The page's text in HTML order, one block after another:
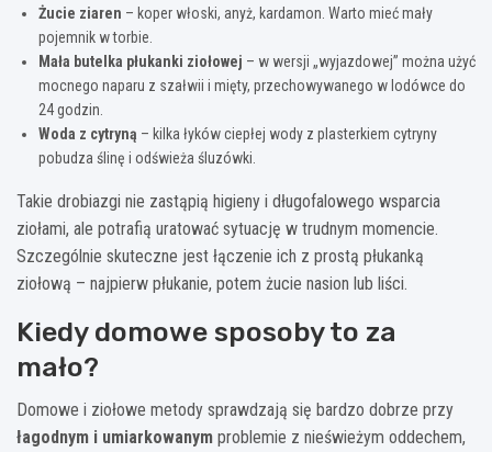
Żucie ziaren – koper włoski, anyż, kardamon. Warto mieć mały
pojemnik w torbie.
Mała butelka płukanki ziołowej – w wersji „wyjazdowej” można użyć
mocnego naparu z szałwii i mięty, przechowywanego w lodówce do
24 godzin.
Woda z cytryną – kilka łyków ciepłej wody z plasterkiem cytryny
pobudza ślinę i odświeża śluzówki.
Takie drobiazgi nie zastąpią higieny i długofalowego wsparcia
ziołami, ale potrafią uratować sytuację w trudnym momencie.
Szczególnie skuteczne jest łączenie ich z prostą płukanką
ziołową – najpierw płukanie, potem żucie nasion lub liści.
Kiedy domowe sposoby to za
mało?
Domowe i ziołowe metody sprawdzają się bardzo dobrze przy
łagodnym i umiarkowanym problemie z nieświeżym oddechem,